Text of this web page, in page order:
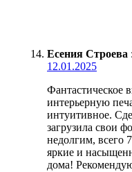
Есения Строева :
12.01.2025
Фантастическое
интерьерную
интуитивное.
загрузила свои
недолгим, всего
яркие и
дома!